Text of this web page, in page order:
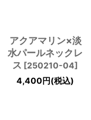
アクアマリン×淡
水パールネックレ
ス [250210-04]
4,400円(税込)